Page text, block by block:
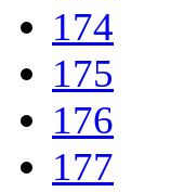
174
175
176
177